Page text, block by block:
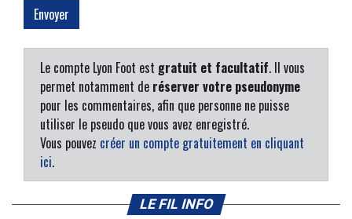
Le compte Lyon Foot est gratuit et facultatif. Il vous
permet notamment de réserver votre pseudonyme
pour les commentaires, afin que personne ne puisse
utiliser le pseudo que vous avez enregistré.
Vous pouvez créer un compte gratuitement en cliquant
ici.
LE FIL INFO